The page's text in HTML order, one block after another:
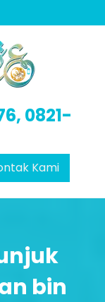
0821-
Kami
bin